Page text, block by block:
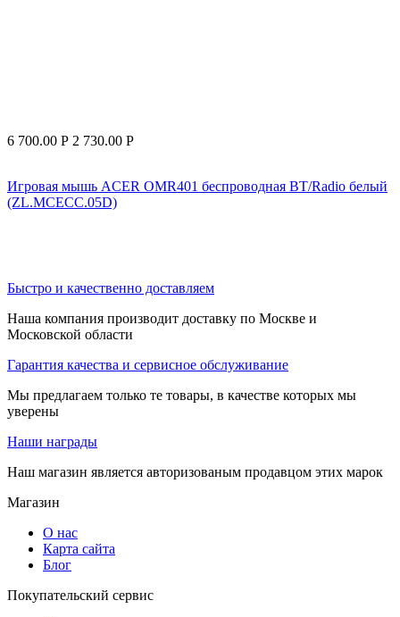
6 700.00 Р 2 730.00 Р
Игровая мышь ACER OMR401 беспроводная BT/Radio белый
(ZL.MCECC.05D)
Быстро и качественно доставляем
Наша компания производит доставку по Москве и
Московской области
Гарантия качества и сервисное обслуживание
Мы предлагаем только те товары, в качестве которых мы
уверены
Наши награды
Наш магазин является авторизованым продавцом этих марок
Магазин
О нас
Карта сайта
Блог
Покупательский сервис